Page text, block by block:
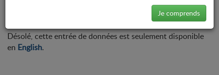
Je comprends
Désolé, cette entrée de données est seulement disponible
en English.